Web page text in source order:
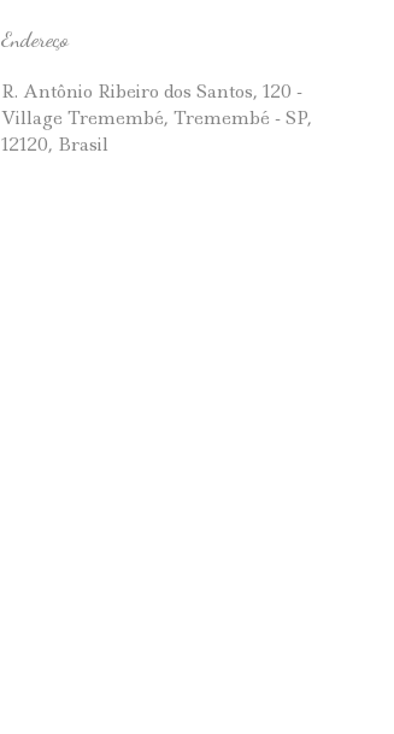
Endereço
R. Antônio Ribeiro dos Santos, 120 -
Village Tremembé, Tremembé - SP,
12120, Brasil